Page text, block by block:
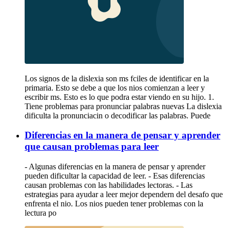
Los signos de la dislexia son ms fciles de identificar en la
primaria. Esto se debe a que los nios comienzan a leer y
escribir ms. Esto es lo que podra estar viendo en su hijo. 1.
Tiene problemas para pronunciar palabras nuevas La dislexia
dificulta la pronunciacin o decodificar las palabras. Puede
Diferencias en la manera de pensar y aprender
que causan problemas para leer
- Algunas diferencias en la manera de pensar y aprender
pueden dificultar la capacidad de leer. - Esas diferencias
causan problemas con las habilidades lectoras. - Las
estrategias para ayudar a leer mejor dependern del desafo que
enfrenta el nio. Los nios pueden tener problemas con la
lectura po